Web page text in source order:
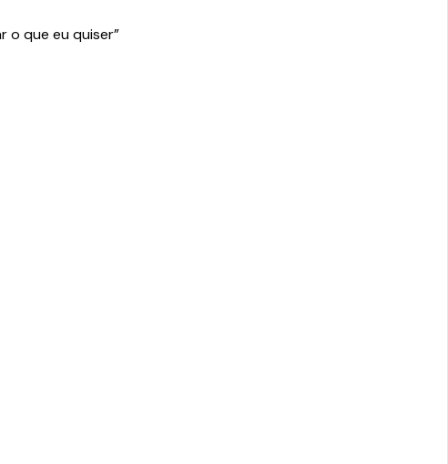
o que eu quiser”